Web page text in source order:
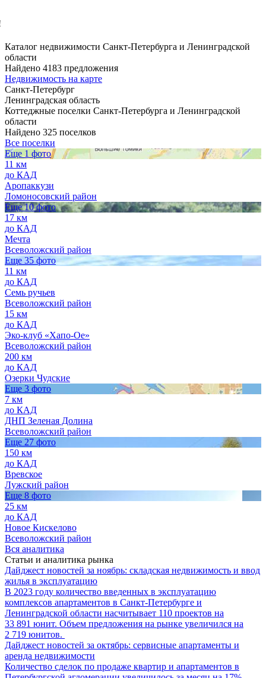
Каталог недвижимости Санкт-Петербурга и Ленинградской
области
Найдено 4183 предложения
Недвижимость на карте
Санкт-Петербург
Ленинградская область
Коттеджные поселки Санкт-Петербурга и Ленинградской
области
Найдено 325 поселков
Все поселки
Еще 1 фото
11 км
до КАД
Аропаккузи
Ломоносовский район
Еще 10 фото
17 км
до КАД
Мечта
Всеволожский район
Еще 35 фото
11 км
до КАД
Семь ручьев
Всеволожский район
15 км
до КАД
Эко-клуб «Хапо-Ое»
Всеволожский район
200 км
до КАД
Озерки Чудские
Еще 3 фото
7 км
до КАД
ДНП Зеленая Долина
Всеволожский район
Еще 27 фото
150 км
до КАД
Вревское
Лужский район
Еще 8 фото
25 км
до КАД
Новое Кискелово
Всеволожский район
Вся аналитика
Статьи и аналитика рынка
Дайджест новостей за ноябрь: складская недвижимость и ввод
жилья в эксплуатацию
В 2023 году количество введенных в эксплуатацию
комплексов апартаментов в Санкт-Петербурге и
Ленинградской области насчитывает 110 проектов на
33 891 юнит. Объем предложения на рынке увеличился на
2 719 юнитов.
Дайджест новостей за октябрь: сервисные апартаменты и
аренда недвижимости
Количество сделок по продаже квартир и апартаментов в